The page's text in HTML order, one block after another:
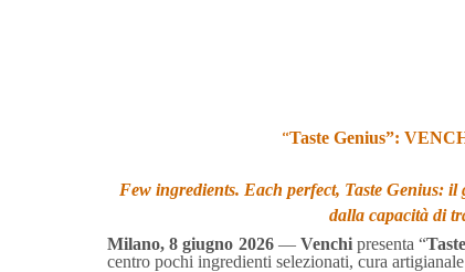
“Taste Genius”:
Few ingredients. Each perfect, Taste Genius:
dalla capacità di
Milano, 8 giugno 2026— Venchipresenta “
centro pochi ingredienti selezionati, cura